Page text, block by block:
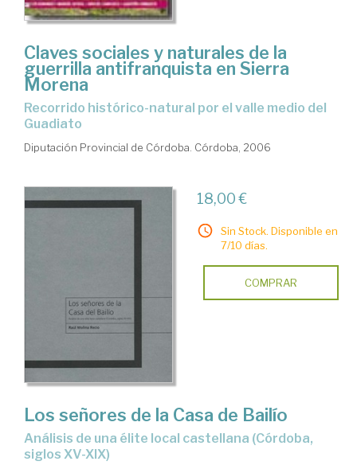
Claves sociales y naturales de la
guerrilla antifranquista en Sierra
Morena
Recorrido histórico-natural por el valle medio del
Guadiato
Diputación Provincial de Córdoba. Córdoba, 2006
18,00 €
Sin Stock. Disponible en
7/10 días.
COMPRAR
Los señores de la Casa de Bailío
análisis de una élite local castellana (Córdoba,
siglos XV-XIX)